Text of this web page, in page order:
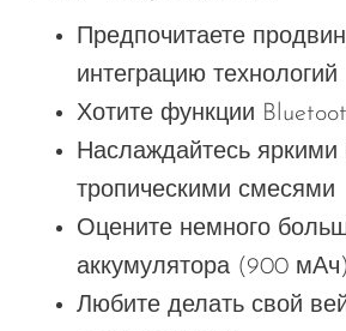
Предпочитаете
интеграцию технологий
Хотите функции
Наслаждайтесь
тропическими смесями
Оцените немного
аккумулятора (900 мАч)
Любите делать свой